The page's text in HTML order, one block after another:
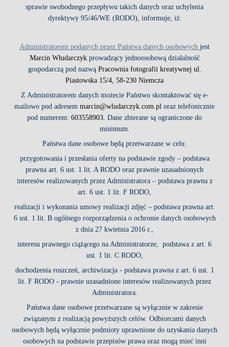
sprawie swobodnego przepływu takich danych oraz uchylenia
dyrektywy 95/46/WE (RODO), informuje, iż:
Administratorem podanych przez Państwa danych osobowych jest
Marcin Włudarczykprowadzący jednoosobową działalność
gospodarczą pod nazwą Pracownia fotografii kreatywnej ul.
Piastowska 15/4, 58-230 Niemcza
Z Administratorem danych możecie Państwo skontaktować się e-
mailowo pod adresem marcin@wludarczyk.com.pl oraz telefonicznie
pod numerem: 603558903. Dane zbierane są ograniczone do
minimum.
Państwa dane osobowe będą przetwarzane w celu:
przygotowania i przesłania oferty na podstawie zgody – podstawa
prawna art. 6 ust. 1 lit. A RODO oraz prawnie uzasadnionych
interesów realizowanych przez Administratora – podstawa prawna z
art. 6 ust. 1 lit. F RODO,
realizacji i wykonania umowy realizacji zdjęć – podstawa prawna art.
6 ust. 1 lit. B ogólnego rozporządzenia o ochronie danych osobowych
z dnia 27 kwietnia 2016 r.,
interesu prawnego ciążącego na Administratorze, podstawa z art. 6
ust. 1 lit. C RODO,
dochodzenia roszczeń, archiwizacja - podstawa prawna z art. 6 ust. 1
lit. F RODO - prawnie uzasadnione interesów realizowanych przez
Administratora.
Państwa dane osobowe przetwarzane są wyłącznie w zakresie
związanym z realizacją powyższych celów. Odbiorcami danych
osobowych będą wyłącznie podmioty uprawnione do uzyskania danych
osobowych na podstawie przepisów prawa oraz mogą mieć inni